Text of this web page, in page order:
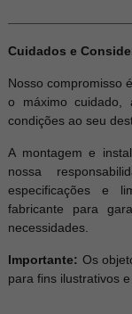
Cuidados e
Nosso compromisso
o máximo cuidado,
condições ao seu
A montagem e
nossa
especificações e
fabricante para
necessidades.
Importante: Os
para fins ilustrativos